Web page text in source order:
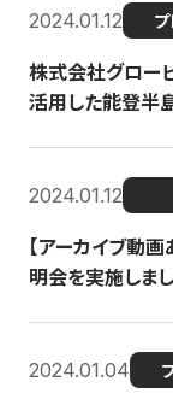
2024.01.12
株式会社グロー
活用した能登半
2024.01.12
【アーカイブ動
明会を実施しまし
2024.01.04